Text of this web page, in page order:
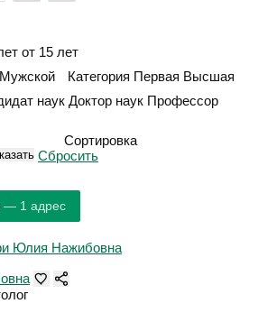
от 15 лет
Мужской Категория Первая Высшая
наук Доктор наук Профессор
Сортировка
Сбросить
— 1 адрес